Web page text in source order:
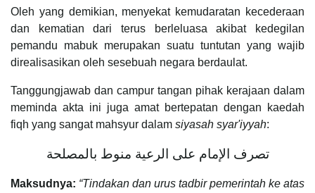
Oleh yang demikian, menyekat kemudaratan kecederaan
dan kematian dari terus berleluasa akibat kedegilan
pemandu mabuk merupakan suatu tuntutan yang wajib
direalisasikan oleh sesebuah negara berdaulat.
Tanggungjawab dan campur tangan pihak kerajaan dalam
meminda akta ini juga amat bertepatan dengan kaedah
fiqh yang sangat mahsyur dalam siyasah syar'iyyah:
تصرف الإمام على الرعية منوط بالمصلحة
Maksudnya: “Tindakan dan urus tadbir pemerintah ke atas